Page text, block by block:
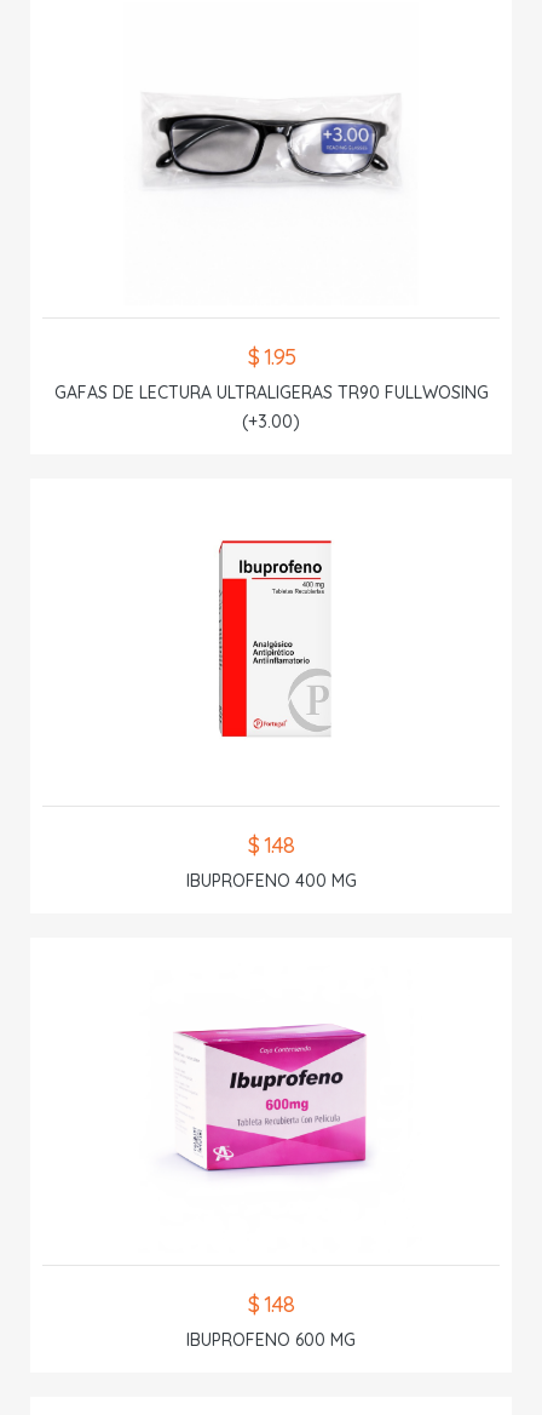
$ 1.95
GAFAS DE LECTURA ULTRALIGERAS TR90 FULLWOSING
(+3.00)
$ 1.48
IBUPROFENO 400 MG
$ 1.48
IBUPROFENO 600 MG